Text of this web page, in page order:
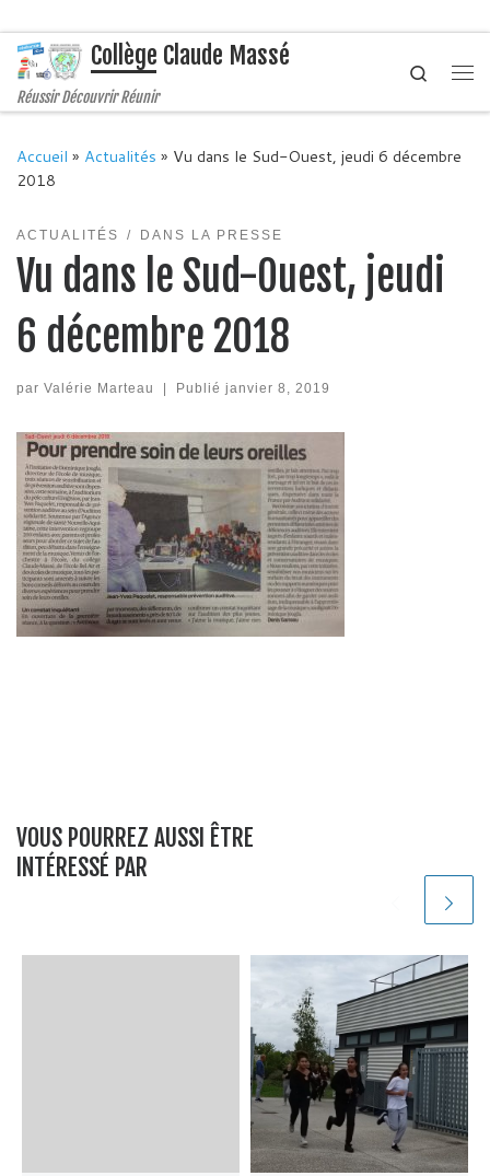
Passer au contenu
Collège Claude Massé
Réussir Découvrir Réunir
Search
Accueil » Actualités » Vu dans le Sud-Ouest, jeudi 6 décembre
2018
ACTUALITÉS DANS LA PRESSE
Vu dans le Sud-Ouest, jeudi
6 décembre 2018
par Valérie Marteau Publié janvier 8, 2019
VOUS POURREZ AUSSI ÊTRE
INTÉRESSÉ PAR